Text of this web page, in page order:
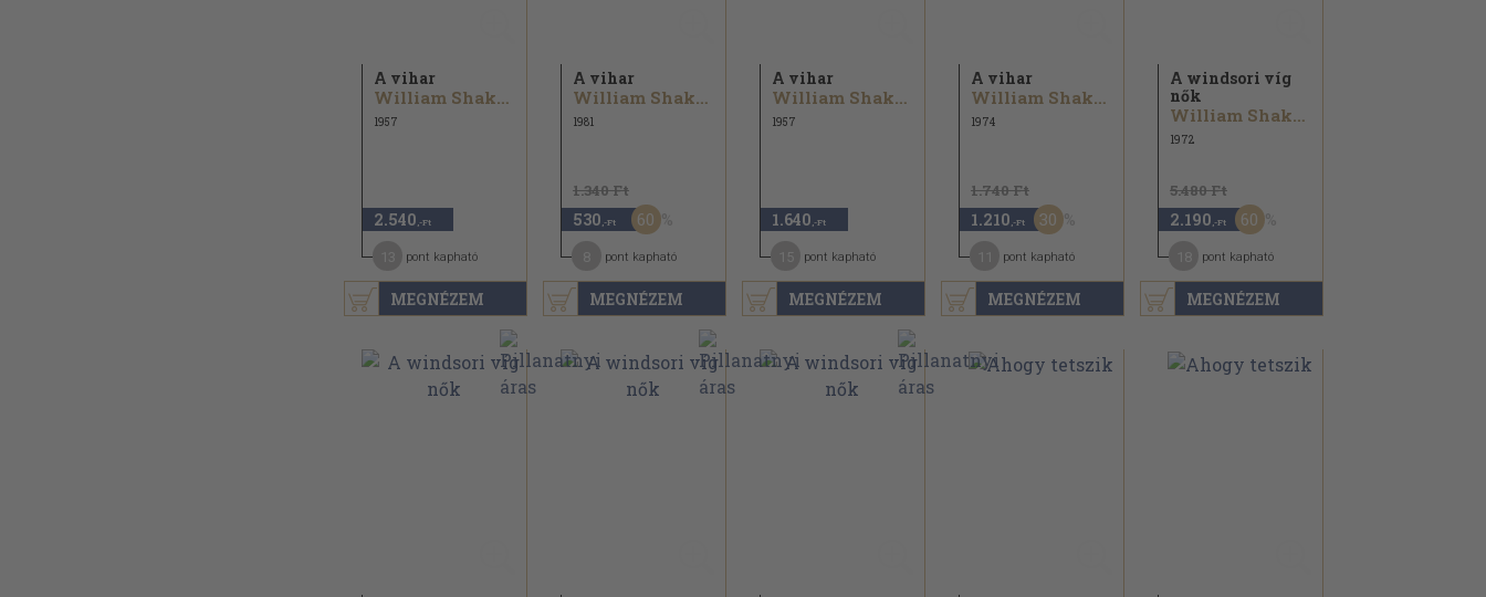
MEGNÉZEM
A vihar
William Shakespeare
1957
2.540 ,-Ft
pont kapható
MEGNÉZEM
A vihar
William Shakespeare
1981
1.340 Ft
530 ,-Ft 60
pont kapható
MEGNÉZEM
A vihar
William Shakespeare
1957
1.640 ,-Ft
pont kapható
MEGNÉZEM
A vihar
William Shakespeare
1974
1.740 Ft
1.210 ,-Ft 30
pont kapható
MEGNÉZEM
A windsori víg
nők
William Shakespeare
1972
5.480 Ft
2.190 ,-Ft 60
pont kapható